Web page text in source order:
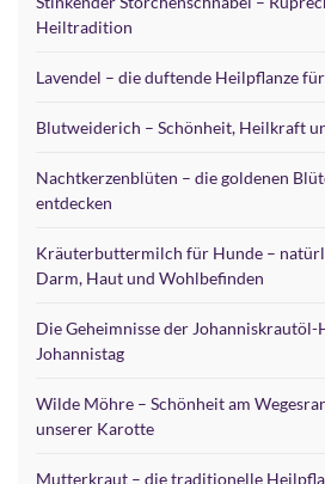
Heiltradition
Lavendel – die duftende Heilpflanze
Blutweiderich – Schönheit, Heilkraft
Nachtkerzenblüten – die goldenen
entdecken
Kräuterbuttermilch für Hunde –
Darm, Haut und Wohlbefinden
Die Geheimnisse der Johanniskrautöl-
Johannistag
Wilde Möhre – Schönheit am
unserer Karotte
Mutterkraut – die traditionelle